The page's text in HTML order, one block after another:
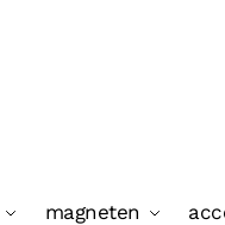
magneten